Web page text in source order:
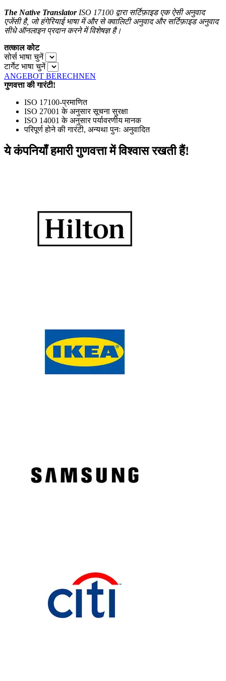
The Native TranslatorISO 17100 द्वारा सर्टिफ़ाइड एक ऐसी अनुवाद
एजेंसी है, जो हंगेरियाई भाषा में और से क्वालिटी अनुवाद और सर्टिफ़ाइड अनुवाद
सीधे ऑनलाइन प्रदान करने में विशेषज्ञ है।
तत्काल कोट
सोर्स भाषा चुनें
टार्गेट भाषा चुनें
ANGEBOT BERECHNEN
गुणवत्ता की गारंटी!
ISO 17100-प्रमाणित
ISO 27001 के अनुसार सूचना सुरक्षा
ISO 14001 के अनुसार पर्यावरणीय मानक
परिपूर्ण होने की गारंटी, अन्यथा पुनः अनुवादित
ये कंपनियाँ हमारी गुणवत्ता में विश्वास रखती हैं!